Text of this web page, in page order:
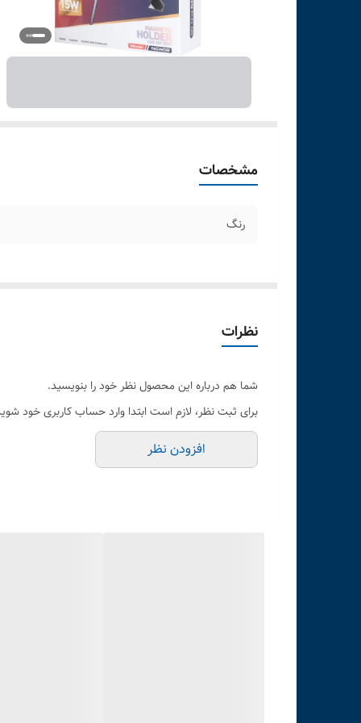
مشخصات
رنگ
نظرات
شما هم درباره این محصول نظر خود را بنویسید.
برای ثبت نظر، لازم است ابتدا وارد حساب کاربری خود
افزودن نظر